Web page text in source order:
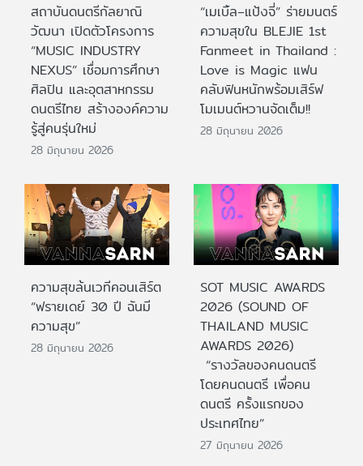
สถาบันดนตรีกัลยาณิ
วัฒนา เปิดตัวโครงการ
“MUSIC INDUSTRY
NEXUS” เชื่อมการศึกษา
ศิลปิน และอุตสาหกรรม
ดนตรีไทย สร้างองค์ความ
รู้สู่คนรุ่นใหม่
28 มิถุนายน 2026
“เมเบิ้ล–แป้งจี่” ร่ายมนตร์
ความสุขใน BLEJIE 1st
Fanmeet in Thailand :
Love is Magic แฟน
คลับฟินหนักพร้อมเสิร์ฟ
โมเมนต์หวานจัดเต็ม!!
28 มิถุนายน 2026
ความสุขล้นเวทีคอนเสิร์ต
“ฟรายเดย์ 30 ปี ฉันมี
ความสุข”
28 มิถุนายน 2026
SOT MUSIC AWARDS
2026 (SOUND OF
THAILAND MUSIC
AWARDS 2026)
“รางวัลของคนดนตรี
โดยคนดนตรี เพื่อคน
ดนตรี ครั้งแรกของ
ประเทศไทย”
27 มิถุนายน 2026